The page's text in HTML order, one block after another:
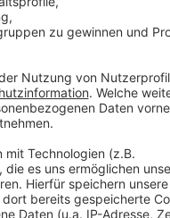
Wir benötigen Ihre
den YouTube
Wir verwenden
Drittanbieters, um
einzubetten. Dieser